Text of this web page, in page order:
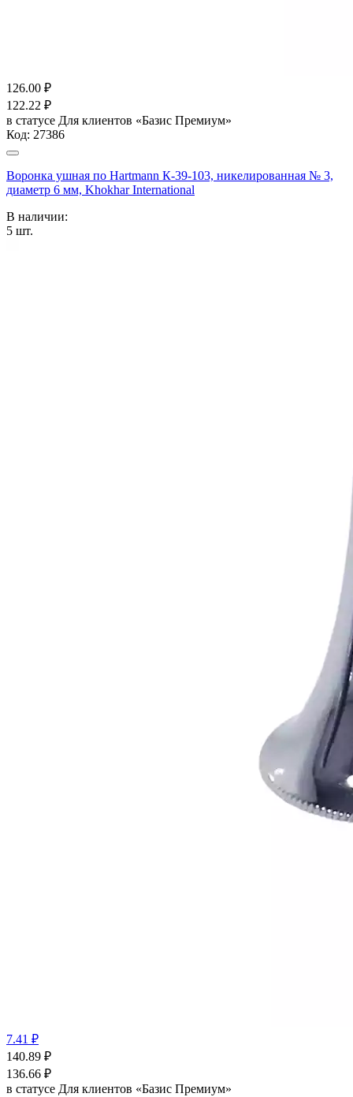
126.00 ₽
122.22 ₽
в статусе Для клиентов «Базис Премиум»
Код: 27386
Воронка ушная по Hartmann К-39-103, никелированная № 3,
диаметр 6 мм, Khokhar International
В наличии:
5 шт.
7.41 ₽
140.89 ₽
136.66 ₽
в статусе Для клиентов «Базис Премиум»